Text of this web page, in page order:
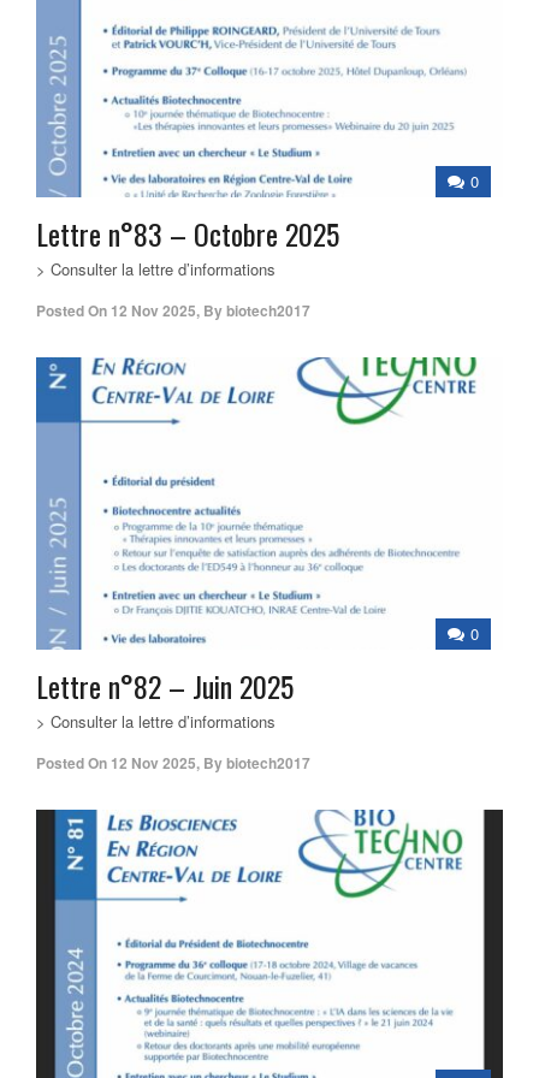
0
Lettre n°83 – Octobre 2025
> Consulter la lettre d’informations
Posted On 12 Nov 2025, Bybiotech2017
0
Lettre n°82 – Juin 2025
> Consulter la lettre d’informations
Posted On 12 Nov 2025, Bybiotech2017